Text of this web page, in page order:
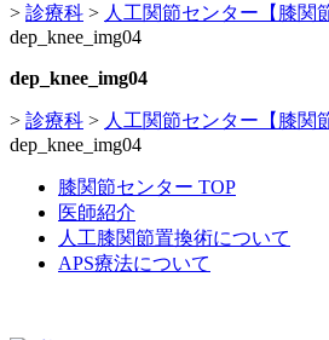
> 診療科 > 人工関節センター【膝関
dep_knee_img04
dep_knee_img04
> 診療科 > 人工関節センター【膝関
dep_knee_img04
膝関節センター TOP
医師紹介
人工膝関節置換術について
APS療法について